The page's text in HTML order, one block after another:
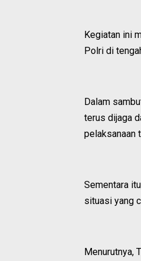
Kegiatan ini
Polri di
Dalam
terus dijaga
pelaksanaan
Sementara
situasi yang
Menurutnya,